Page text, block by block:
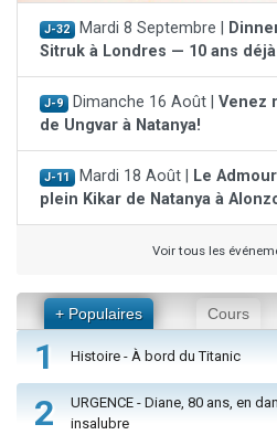
J-32 Mardi 8 Septembre |
Sitruk à Londres — 10 ans déjà
J-9 Dimanche 16 Août | Venez
de Ungvar à Natanya!
J-11 Mardi 18 Août |
Le
plein Kikar de Natanya à
Voir tous les
+ Populaires Cours
1 Histoire - À bord du Titanic
2
URGENCE - Diane, 80 ans, en
insalubre